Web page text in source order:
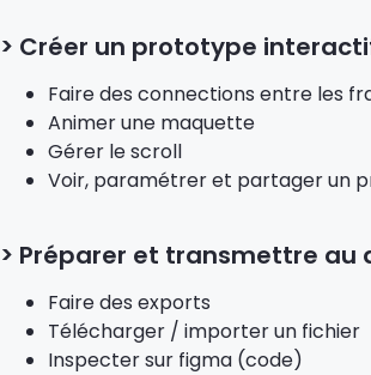
> Créer un prototype
Faire des connections entre les
Animer une maquette
Gérer le scroll
Voir, paramétrer et partager un
> Préparer et transmettre au
Faire des exports
Télécharger / importer un fichier
Inspecter sur figma (code)